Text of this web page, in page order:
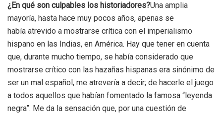
¿En qué son culpables los historiadores?Una amplia
mayoría, hasta hace muy pocos años, apenas se
había atrevido a mostrarse crítica con el imperialismo
hispano en las Indias, en América. Hay que tener en cuenta
que, durante mucho tiempo, se había considerado que
mostrarse crítico con las hazañas hispanas era sinónimo de
ser un mal español, me atrevería a decir; de hacerle el juego
a todos aquellos que habían fomentado la famosa “leyenda
negra”. Me da la sensación que, por una cuestión de